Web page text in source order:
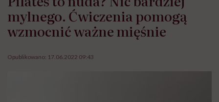
mylnego. Ćwiczenia pomogą
wzmocnić ważne mięśnie
Opublikowano: 17.06.2022 09:43